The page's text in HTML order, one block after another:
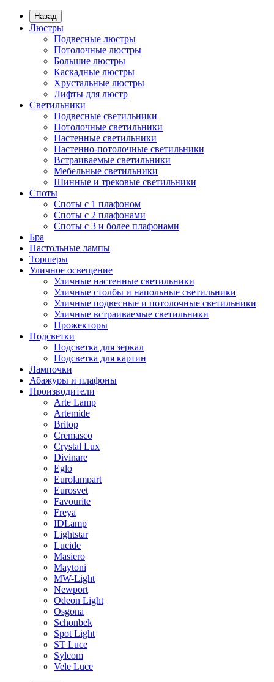
Назад
Люстры
Подвесные люстры
Потолочные люстры
Большие люстры
Каскадные люстры
Хрустальные люстры
Лифты для люстр
Светильники
Подвесные светильники
Потолочные светильники
Настенные светильники
Настенно-потолочные светильники
Встраиваемые светильники
Мебельные светильники
Шинные и трековые светильники
Споты
Споты с 1 плафоном
Споты с 2 плафонами
Споты с 3 и более плафонами
Бра
Настольные лампы
Торшеры
Уличное освещение
Уличные настенные светильники
Уличные столбы и напольные светильники
Уличные подвесные и потолочные светильники
Уличные встраиваемые светильники
Прожекторы
Подсветки
Подсветка для зеркал
Подсветка для картин
Лампочки
Абажуры и плафоны
Производители
Arte Lamp
Artemide
Britop
Cremasco
Crystal Lux
Divinare
Eglo
Eurolampart
Eurosvet
Favourite
Freya
IDLamp
Lightstar
Lucide
Masiero
Maytoni
MW-Light
Newport
Odeon Light
Osgona
Schonbek
Spot Light
ST Luce
Sylcom
Vele Luce